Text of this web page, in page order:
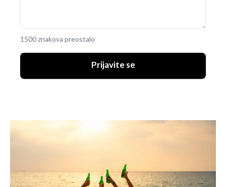
1500 znakova preostalo
Prijavite se